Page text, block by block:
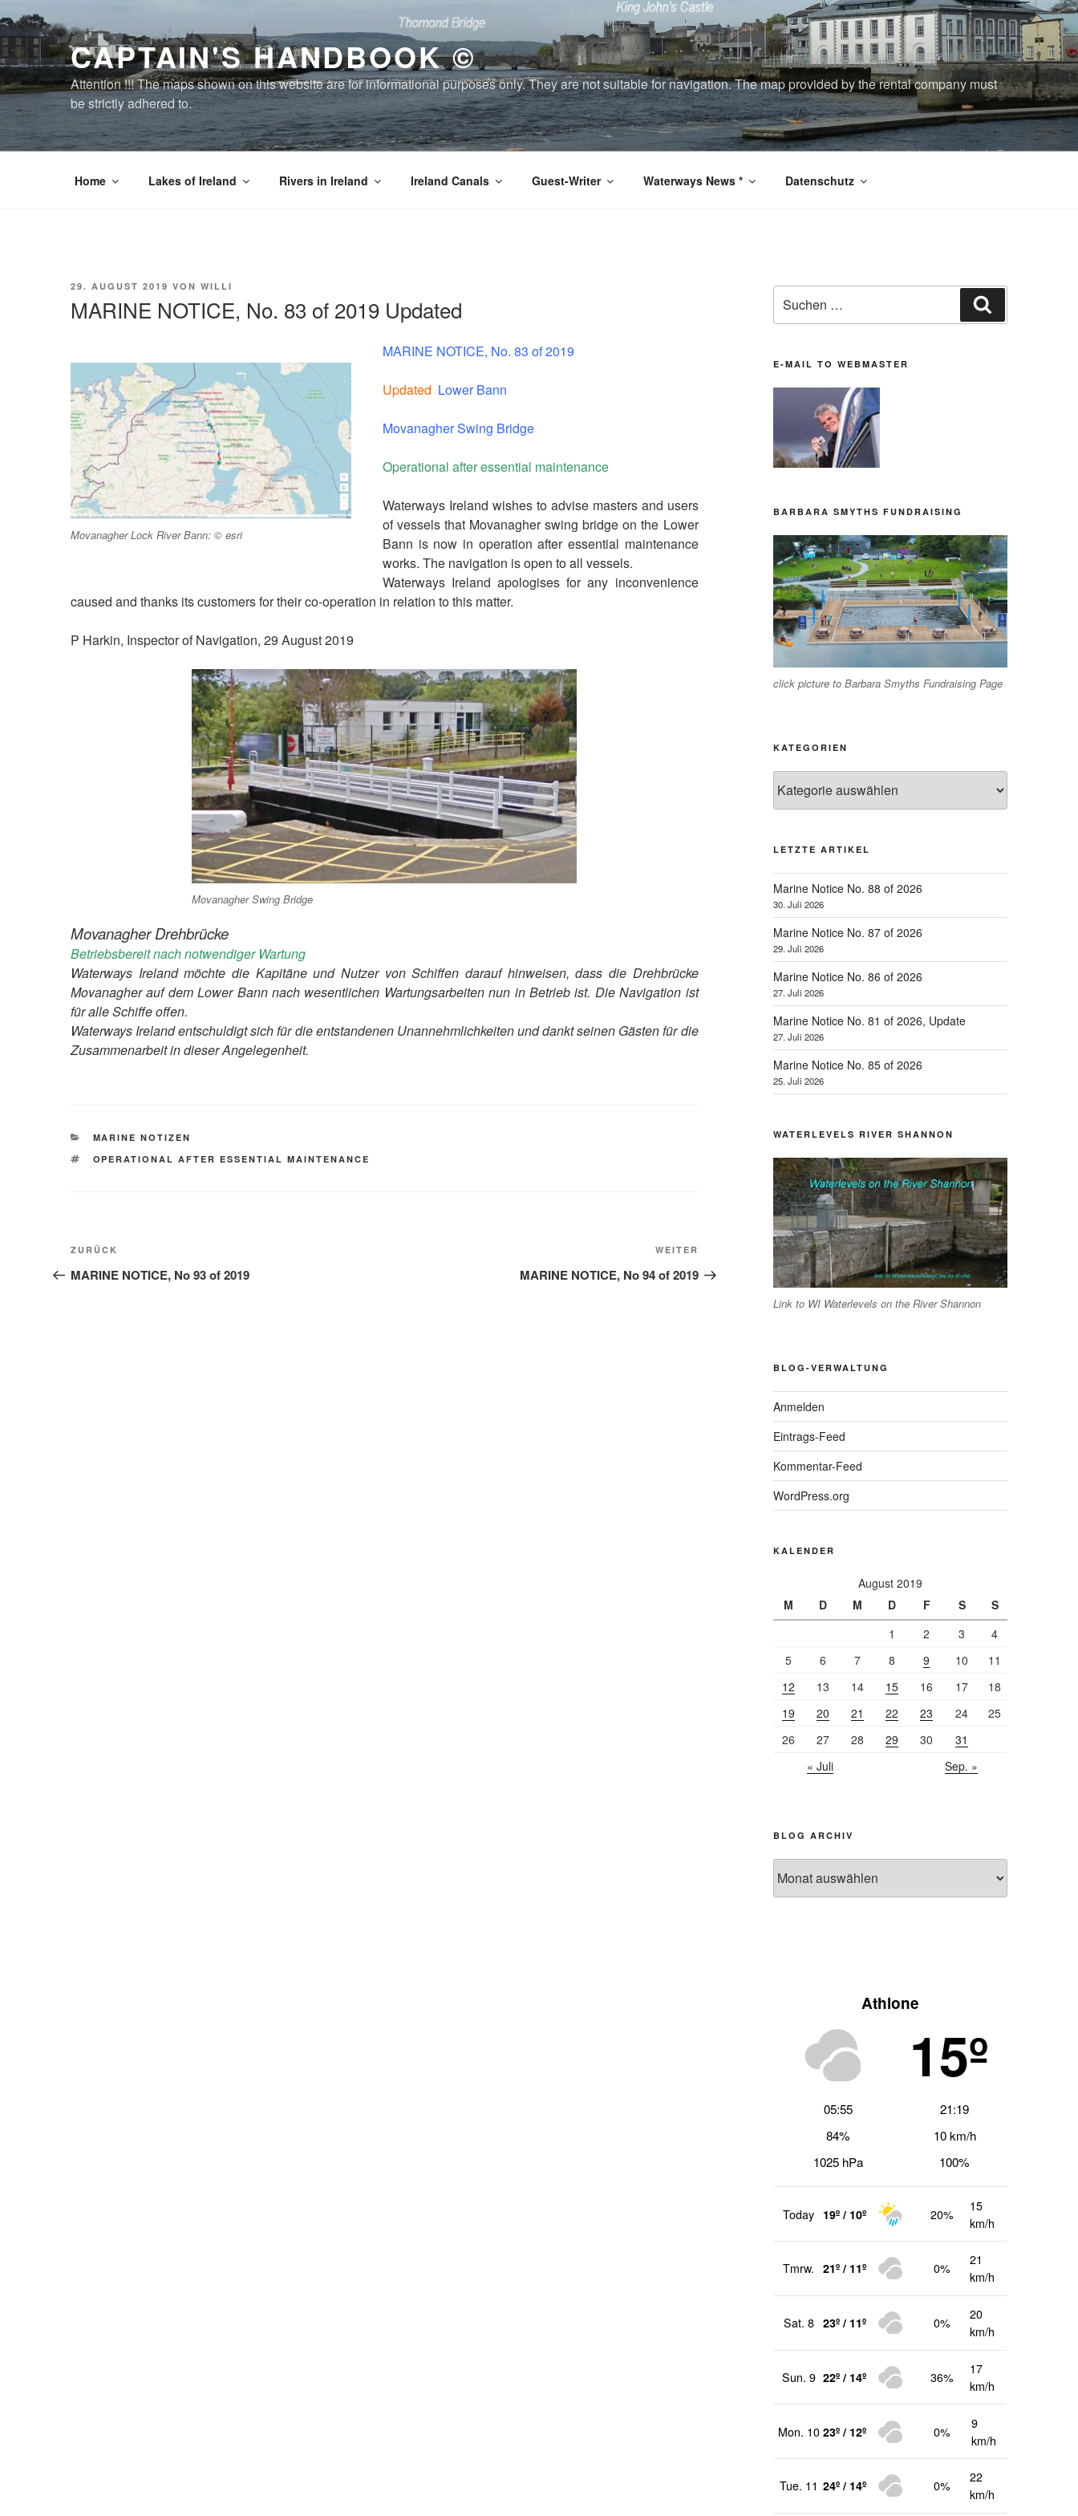
Inhalt
springen
CAPTAIN'S HANDBOOK ©
Attention !!! The maps shown on this website are for informational purposes only. They are not suitable for navigation. The map provided by the rental company must
be strictly adhered to.
Home Lakes of Ireland Rivers in Ireland Ireland Canals Guest-Writer Waterways News * Datenschutz
VERÖFFENTLICHT
29. AUGUST 2019 VON WILLI
MARINE NOTICE, No. 83 of 2019 Updated
Movanagher Lock River Bann: © esri
MARINE NOTICE, No. 83 of 2019
Updated Lower Bann
Movanagher Swing Bridge
Operational after essential maintenance
Waterways Ireland wishes to advise masters and users
of vessels that Movanagher swing bridge on the Lower
Bann is now in operation after essential maintenance
works. The navigation is open to all vessels.
Waterways Ireland apologises for any inconvenience
caused and thanks its customers for their co-operation in relation to this matter.
P Harkin, Inspector of Navigation, 29 August 2019
Movanagher Swing Bridge
Movanagher Drehbrücke
Betriebsbereit nach notwendiger Wartung
Waterways Ireland möchte die Kapitäne und Nutzer von Schiffen darauf hinweisen, dass die Drehbrücke
Movanagher auf dem Lower Bann nach wesentlichen Wartungsarbeiten nun in Betrieb ist. Die Navigation ist
für alle Schiffe offen.
Waterways Ireland entschuldigt sich für die entstandenen Unannehmlichkeiten und dankt seinen Gästen für die
Zusammenarbeit in dieser Angelegenheit.
KATEGORIEN
MARINE NOTIZEN
SCHLAGWÖRTER
OPERATIONAL AFTER ESSENTIAL MAINTENANCE
Beitragsnavigation
Vorheriger
Beitrag
ZURÜCK
MARINE NOTICE, No 93 of 2019
Beitrag
WEITER
MARINE NOTICE, No 94 of 2019
nach:
E-MAIL TO WEBMASTER
BARBARA SMYTHS FUNDRAISING
click picture to Barbara Smyths Fundraising Page
KATEGORIEN
LETZTE ARTIKEL
Marine Notice No. 88 of 2026
30. Juli 2026
Marine Notice No. 87 of 2026
29. Juli 2026
Marine Notice No. 86 of 2026
27. Juli 2026
Marine Notice No. 81 of 2026, Update
27. Juli 2026
Marine Notice No. 85 of 2026
25. Juli 2026
WATERLEVELS RIVER SHANNON
Link to WI Waterlevels on the River Shannon
BLOG-VERWALTUNG
Anmelden
Eintrags-Feed
Kommentar-Feed
WordPress.org
KALENDER
August 2019
M
D M D F S
S
1
2 3
4
5
6 7 8 9 10
11
12
13 14 15 16 17
18
19
20 21 22 23 24
25
26
27 28 29 30
31
« Juli
Sep. »
BLOG ARCHIV
Archiv
Athlone
15º
05:55
21:19
84%
10 km/h
1025 hPa
100%
Today 19º / 10º 20%
15
km/h
Tmrw. 21º / 11º 0%
21
km/h
Sat. 8 23º / 11º 0%
20
km/h
Sun. 9 22º / 14º 36%
17
km/h
Mon. 10 23º / 12º 0%
9
km/h
Tue. 11 24º / 14º 0%
22
km/h